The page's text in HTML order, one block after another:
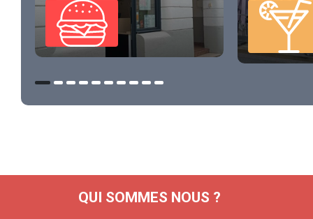
QUI SOMMES NOUS ?